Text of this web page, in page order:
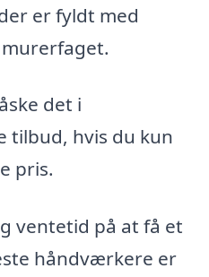
er fyldt med
det i
tilbud, hvis du kun
pris.
ventetid på at få et
håndværkere er